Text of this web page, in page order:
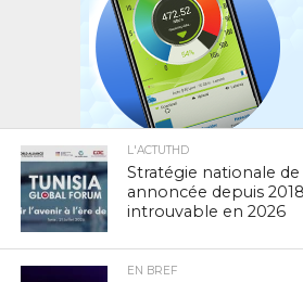
L'ACTUTHD
Stratégie nationale de
annoncée depuis
introuvable en 2026
EN BREF